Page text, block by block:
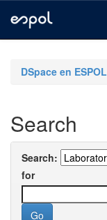
navigationDSpace en ESPOL
Search
Search:
for